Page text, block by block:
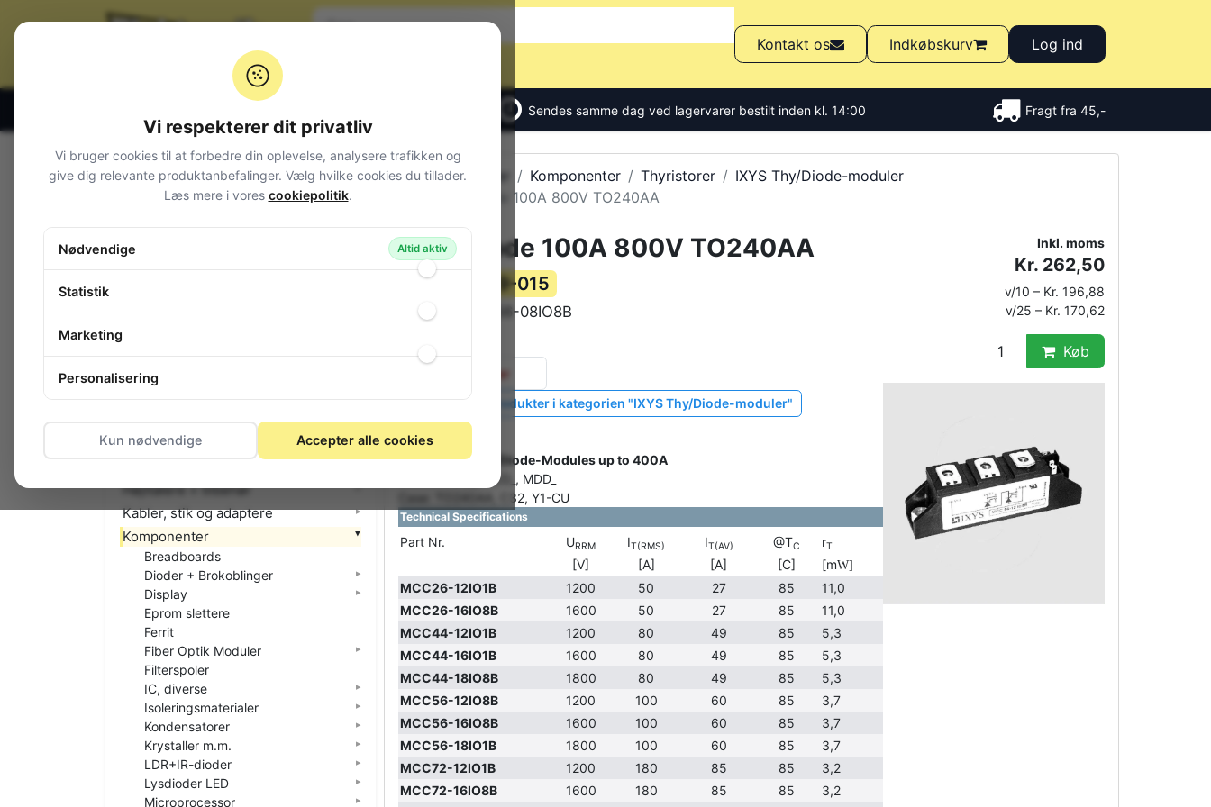
Kontakt os Indkøbskurv Log ind
Sendes samme dag ved lagervarer bestilt inden kl. 14:00 Fragt fra 45,-
Alle produkter Komponenter Thyristorer
IXYS Thy/Diode-moduler
Thyr/Diode 100A 800V TO240AA
Thyr/Diode 100A 800V TO240AA
79-015
Varekode: MCD56-08IO8B
på lager
Vis lignende produkter i kategorien "IXYS Thy/Diode-moduler"
Gruppe: V8435
IXYS Thyristor-/Diode-Modules up to 400A
Series: MCC_, MCD_, MDD_
Case: TO240AA, C32, Y1-CU
Technical Specifications
Part Nr. URRM IT(RMS) IT(AV) @TC rT
[V] [A] [A] [C] [mW]
MCC26-12IO1B 1200 50 27 85
11,0
MCC26-16IO8B
1600 50 27 85
11,0
MCC44-12IO1B
1200 80 49 85
5,3
MCC44-16IO1B
1600 80 49 85
5,3
MCC44-18IO8B
1800 80 49 85
5,3
MCC56-12IO8B
1200 100 60 85
3,7
MCC56-16IO8B
1600 100 60 85
3,7
MCC56-18IO1B
1800 100 60 85
3,7
MCC72-12IO1B
1200 180 85 85
3,2
MCC72-16IO8B
1600 180 85 85
3,2
Inkl. moms
Kr. 262,50
v/10 – Kr. 196,88
v/25 – Kr. 170,62
Køb
Varegrupper
Audio
Computerudstyr
El-materiel (installation)
Foto
Højttalere + tilbehør
Kabler, stik og adaptere
Komponenter
Breadboards
Dioder + Brokoblinger
Display
Eprom slettere
Ferrit
Fiber Optik Moduler
Filterspoler
IC, diverse
Isoleringsmaterialer
Kondensatorer
Krystaller m.m.
LDR+IR-dioder
Lysdioder LED
Microprocessor
Vi respekterer dit privatliv
Vi bruger cookies til at forbedre din oplevelse, analysere trafikken og
give dig relevante produktanbefalinger. Vælg hvilke cookies du tillader.
Læs mere i vores cookiepolitik.
Nødvendige Altid aktiv
Statistik
Marketing
Personalisering
Kun nødvendige Accepter alle cookies